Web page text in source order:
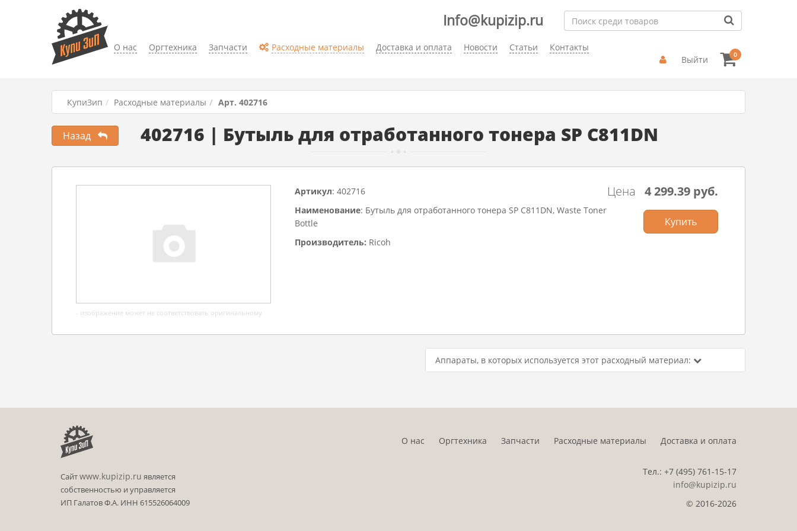
О нас Оргтехника Запчасти Расходные материалы Доставка и оплата Новости Статьи Контакты
Info@kupizip.ru
Выйти 0
КупиЗип Расходные материалы Арт. 402716
Назад 402716 | Бутыль для отработанного тонера SP C811DN
- изображение может не соответствовать оригинальному
Артикул: 402716
Наименование: Бутыль для отработанного тонера SP C811DN, Waste Toner
Bottle
Производитель: Ricoh
Цена 4 299.39 руб.
Купить
Аппараты, в которых используется этот расходный материал:
Сайтwww.kupizip.ru является
собственностью и управляется
ИП Галатов Ф.А. ИНН 615526064009
О нас Оргтехника Запчасти Расходные материалы Доставка и оплата
Тел.: +7 (495) 761-15-17
info@kupizip.ru
© 2016-2026